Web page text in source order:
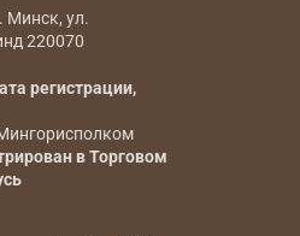
Минск, ул.
220070
регистрации,
в Торговом